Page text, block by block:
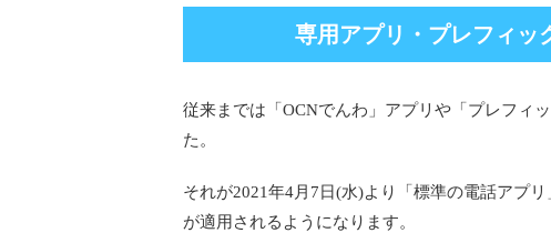
専用アプリ・プレフィッ
従来までは「OCNでんわ」アプリや「プレフィ
た。
それが2021年4月7日(水)より「標準の電話アプ
が適用されるようになります。